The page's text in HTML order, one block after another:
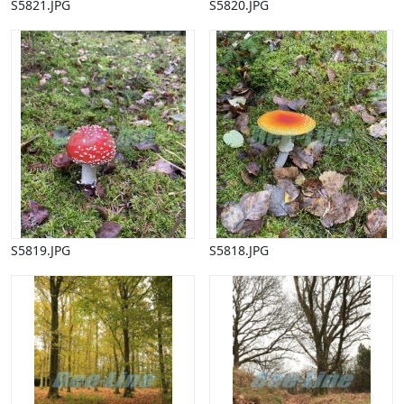
Påske
Penge, finans
Piktogrammer
Pinse
Politik, arbejdsmarked
Restauration, hotel
Scenarier
Skibe, både, søfart
Sommer
Spil
Sport
Spots
Stjernetegn, astrologi
Sundhed, sygdom
Trafik, færdsel
Uddannelse
Udsalg og andre begreber
Underholdning, kultur
S5821.JPG S5820.JPG
S5819.JPG S5818.JPG